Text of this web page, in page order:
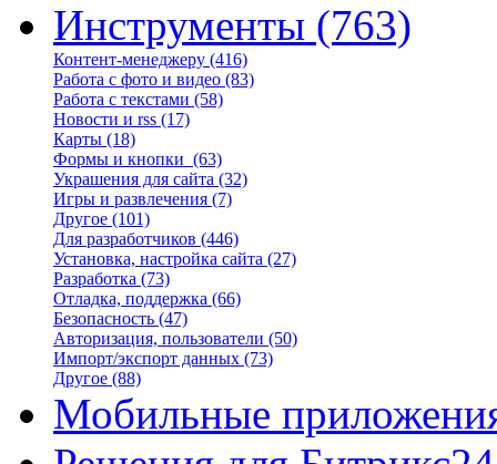
Инструменты (763)
Контент-менеджеру (416)
Работа с фото и видео (83)
Работа с текстами (58)
Новости и rss (17)
Карты (18)
Формы и кнопки (63)
Украшения для сайта (32)
Игры и развлечения (7)
Другое (101)
Для разработчиков (446)
Установка, настройка сайта (27)
Разработка (73)
Отладка, поддержка (66)
Безопасность (47)
Авторизация, пользователи (50)
Импорт/экспорт данных (73)
Другое (88)
Мобильные